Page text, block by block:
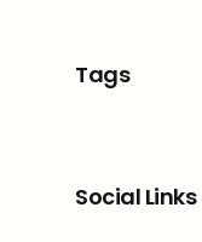
Tags
Social Links